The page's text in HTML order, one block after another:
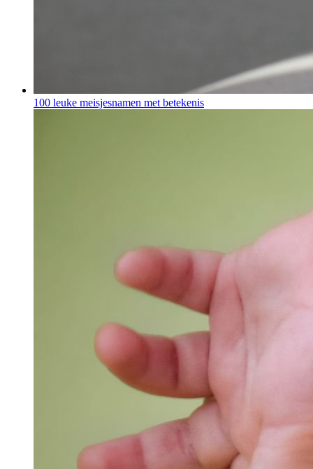
100 leuke meisjesnamen met betekenis